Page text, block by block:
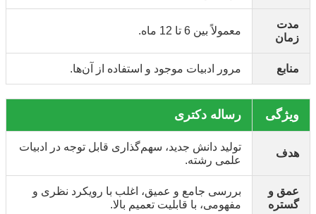
مدت
زمان
معمولاً بین 6 تا 12 ماه.
منابع مرور ادبیات موجود و استفاده از آن‌ها.
ویژگی رساله دکتری
هدف
تولید دانش جدید، سهم‌گذاری قابل توجه در ادبیات
علمی رشته.
عمق و
گستره
بررسی جامع و عمیق، اغلب با رویکرد نظری و
مفهومی، با قابلیت تعمیم بالا.